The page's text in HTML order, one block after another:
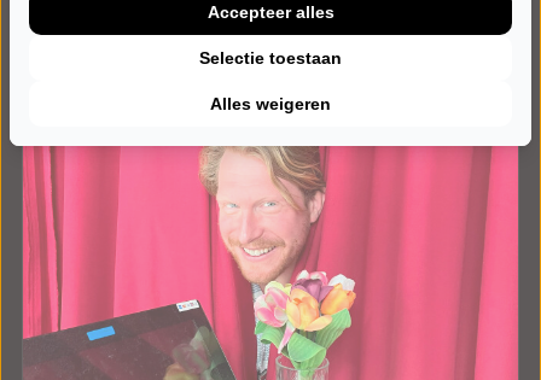
Alles weigeren
Selectie toestaan
Accepteer alles